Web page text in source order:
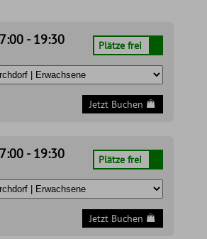
- 19:30 Plätze frei
Jetzt Buchen
- 19:30 Plätze frei
Jetzt Buchen